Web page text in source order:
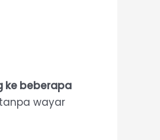
ke beberapa
wayar